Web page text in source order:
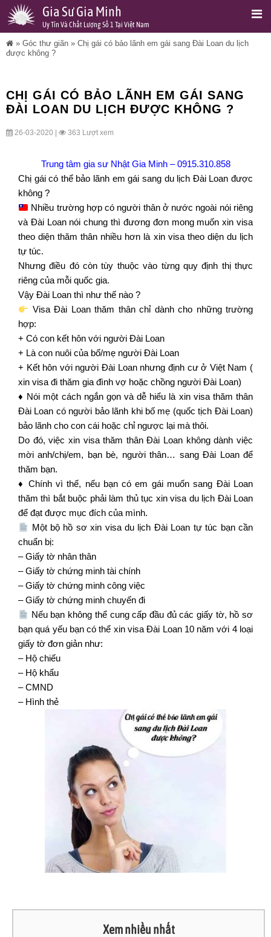
Gia Sư Gia Minh
Uy Tín Và Chất Lượng Số 1 Tại Việt Nam
» Góc thư giãn » Chị gái có bảo lãnh em gái sang Đài Loan du lịch
được không ?
CHỊ GÁI CÓ BẢO LÃNH EM GÁI SANG
ĐÀI LOAN DU LỊCH ĐƯỢC KHÔNG ?
26-03-2020 | 363 Lượt xem
Trung tâm gia sư Nhật Gia Minh–0915.310.858
Chị gái có thể bảo lãnh em gái sang du lịch Đài Loan được
không ?
Nhiều trường hợp có người thân ở nước ngoài nói riêng
và Đài Loan nói chung thì đương đơn mong muốn xin visa
theo diện thăm thân nhiều hơn là xin visa theo diện du lịch
tự túc.
Nhưng điều đó còn tùy thuộc vào từng quy định thị thực
riêng của mỗi quốc gia.
Vậy Đài Loan thì như thế nào ?
Visa Đài Loan thăm thân chỉ dành cho những trường
hợp:
+ Có con kết hôn với người Đài Loan
+ Là con nuôi của bố/mẹ người Đài Loan
+ Kết hôn với người Đài Loan nhưng định cư ở Việt Nam (
xin visa đi thăm gia đình vợ hoặc chồng người Đài Loan)
♦️ Nói một cách ngắn gọn và dễ hiểu là xin visa thăm thân
Đài Loan có người bảo lãnh khi bố mẹ (quốc tịch Đài Loan)
bảo lãnh cho con cái hoặc chỉ ngược lại mà thôi.
Do đó, việc xin visa thăm thân Đài Loan không dành việc
mời anh/chị/em, bạn bè, người thân… sang Đài Loan để
thăm bạn.
♦️ Chính vì thế, nếu bạn có em gái muốn sang Đài Loan
thăm thì bắt buộc phải làm thủ tục xin visa du lịch Đài Loan
để đạt được mục đích của mình.
Một bộ hồ sơ xin visa du lịch Đài Loan tự túc bạn cần
chuẩn bị:
– Giấy tờ nhân thân
– Giấy tờ chứng minh tài chính
– Giấy tờ chứng minh công việc
– Giấy tờ chứng minh chuyến đi
Nếu bạn không thể cung cấp đầu đủ các giấy tờ, hồ sơ
bạn quá yếu bạn có thể xin visa Đài Loan 10 năm với 4 loại
giấy tờ đơn giản như:
– Hộ chiếu
– Hộ khẩu
– CMND
– Hình thẻ
Xem nhiều nhất